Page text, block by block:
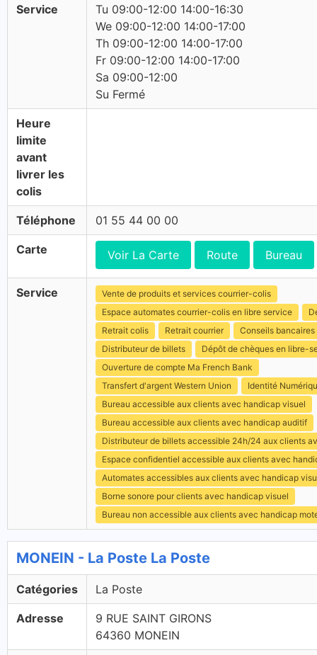
Service
Tu 09:00-12:00 14:00-16:30
We 09:00-12:00 14:00-17:00
Th 09:00-12:00 14:00-17:00
Fr 09:00-12:00 14:00-17:00
Sa 09:00-12:00
Su Fermé
Heure
limite
avant
livrer les
colis
Téléphone 01 55 44 00 00
Carte Voir La Carte Route Bureau
Service
Vente de produits et services courrier-colis
Espace automates courrier-colis en libre service
Retrait colis
Retrait courrier
Conseils bancaires
Distributeur de billets
Dépôt de chèques en libre-
Ouverture de compte Ma French Bank
Transfert d'argent Western Union
Identité
Bureau accessible aux clients avec handicap visuel
Bureau accessible aux clients avec handicap auditif
Distributeur de billets accessible 24h/24 aux clients
Espace confidentiel accessible aux clients avec
Automates accessibles aux clients avec handicap
Borne sonore pour clients avec handicap visuel
Bureau non accessible aux clients avec handicap
MONEIN - La Poste La Poste
Catégories La Poste
Adresse
9 RUE SAINT GIRONS
64360 MONEIN